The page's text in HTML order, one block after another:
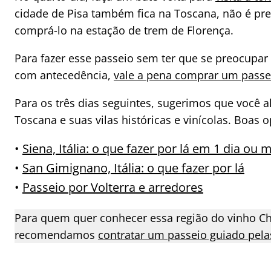
cidade de Pisa também fica na Toscana, não é
comprá-lo na estação de trem de Florença.
Para fazer esse passeio sem ter que se
com antecedência, vale a pena comprar um
Para os três dias seguintes, sugerimos que você
Toscana e suas vilas históricas e vinícolas. Boas
• Siena, Itália: o que fazer por lá em 1 dia ou
• San Gimignano, Itália: o que fazer por lá
• Passeio por Volterra e arredores
Para quem quer conhecer essa região do vinho
recomendamos contratar um passeio guiado